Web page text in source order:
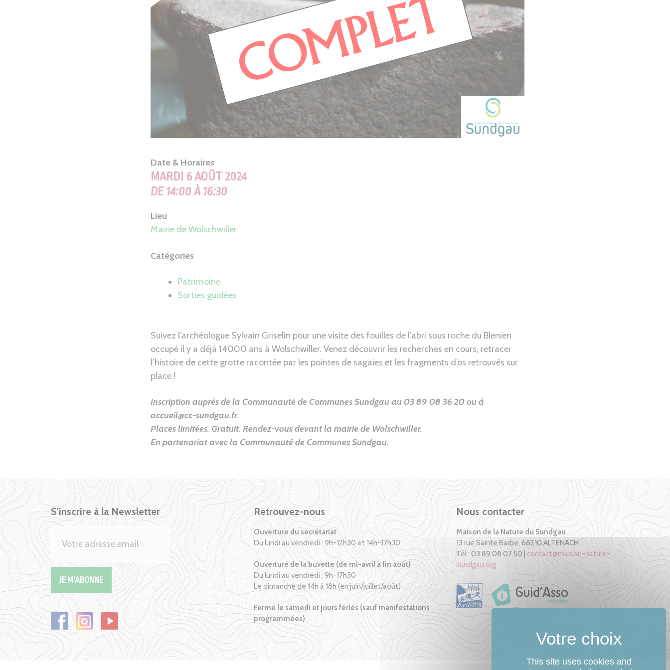
Date & Horaires
MARDI 6 AOÛT 2024
DE 14:00 À 16:30
Lieu
Mairie de Wolschwiller
Catégories
Patrimoine
Sorties guidées
Suivez l’archéologue Sylvain Griselin pour une visite des fouilles de l’abri sous roche du Blenien
occupé il y a déjà 14000 ans à Wolschwiller. Venez découvrir les recherches en cours, retracer
l’histoire de cette grotte racontée par les pointes de sagaies et les fragments d’os retrouvés sur
place !
Inscription auprès de la Communauté de Communes Sundgau au 03 89 08 36 20 ou à
accueil@cc-sundgau.fr.
Places limitées. Gratuit. Rendez-vous devant la mairie de Wolschwiller.
En partenariat avec la Communauté de Communes Sundgau.
S'inscrire à la Newsletter Retrouvez-nous
Ouverture du secrétariat
Du lundi au vendredi : 9h-12h30 et 14h-17h30
Ouverture de la buvette (de mi-avril à fin août)
Du lundi au vendredi : 9h-17h30
Le dimanche de 14h à 18h (en juin/juillet/août)
Fermé le samedi et jours fériés (sauf manifestations
programmées)
Nous contacter
Maison de la Nature du Sundgau
13 rue Sainte Barbe, 68210 ALTENACH
Tél : 03 89 08 07 50 | contact@maison-nature-
sundgau.org
This site uses cookies and